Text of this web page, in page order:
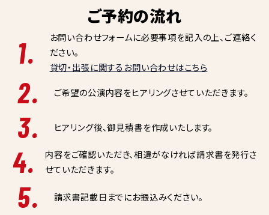
ご予約の流れ
1.
お問い合わせフォームに必要事項を記入の上、ご連絡く
ださい。
貸切・出張に関するお問い合わせはこちら
2. ご希望の公演内容をヒアリングさせていただきます。
3. ヒアリング後、御見積書を作成いたします。
4.
内容をご確認いただき、相違がなければ請求書を発行さ
せていただきます。
5. 請求書記載日までにお振込みください。